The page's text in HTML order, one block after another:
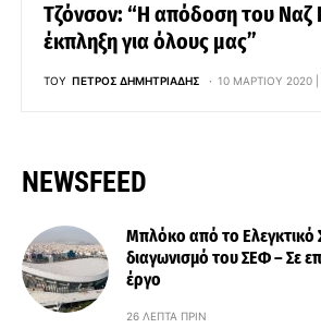
Τζόνσον: “Η απόδοση του Ναζ
έκπληξη για όλους μας”
ΤΟΥ ΠΈΤΡΟΣ ΔΗΜΗΤΡΙΆΔΗΣ 10 ΜΑΡΤΊΟΥ 2020 |
NEWSFEED
Μπλόκο από το Ελεγκτικό
διαγωνισμό του ΣΕΦ – Σε
έργο
26 ΛΕΠΤΆ ΠΡΙΝ